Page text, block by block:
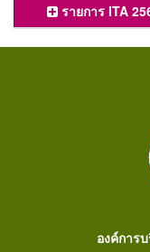
รายการ ITA
องค์การ